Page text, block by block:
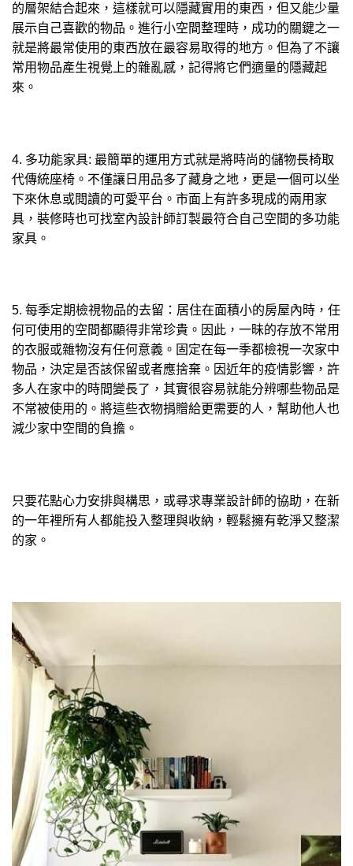
的層架結合起來，這樣就可以隱藏實用的東西，但又能少量
展示自己喜歡的物品。進行小空間整理時，成功的關鍵之一
就是將最常使用的東西放在最容易取得的地方。但為了不讓
常用物品產生視覺上的雜亂感，記得將它們適量的隱藏起
來。
4. 多功能家具: 最簡單的運用方式就是將時尚的儲物長椅取
代傳統座椅。不僅讓日用品多了藏身之地，更是一個可以坐
下來休息或閱讀的可愛平台。市面上有許多現成的兩用家
具，裝修時也可找室內設計師訂製最符合自己空間的多功能
家具。
5. 每季定期檢視物品的去留：居住在面積小的房屋內時，任
何可使用的空間都顯得非常珍貴。因此，一昧的存放不常用
的衣服或雜物沒有任何意義。固定在每一季都檢視一次家中
物品，決定是否該保留或者應捨棄。因近年的疫情影響，許
多人在家中的時間變長了，其實很容易就能分辨哪些物品是
不常被使用的。將這些衣物捐贈給更需要的人，幫助他人也
減少家中空間的負擔。
只要花點心力安排與構思，或尋求專業設計師的協助，在新
的一年裡所有人都能投入整理與收納，輕鬆擁有乾淨又整潔
的家。